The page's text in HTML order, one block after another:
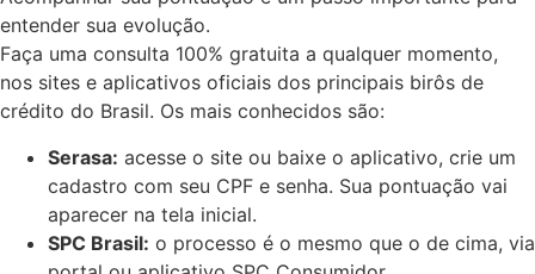
entender sua evolução.
Faça uma consulta 100% gratuita a qualquer momento,
nos sites e aplicativos oficiais dos principais birôs de
crédito do Brasil. Os mais conhecidos são:
Serasa: acesse o site ou baixe o aplicativo, crie um
cadastro com seu CPF e senha. Sua pontuação vai
aparecer na tela inicial.
SPC Brasil: o processo é o mesmo que o de cima, via